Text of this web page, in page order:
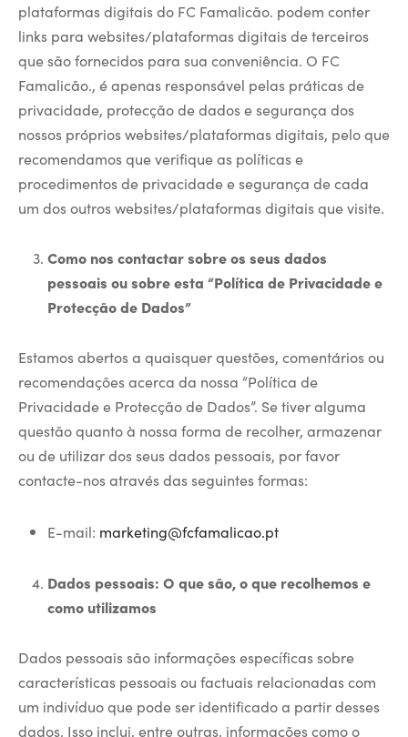
plataformas digitais do FC Famalicão. podem conter
links para websites/plataformas digitais de terceiros
que são fornecidos para sua conveniência. O FC
Famalicão., é apenas responsável pelas práticas de
privacidade, protecção de dados e segurança dos
nossos próprios websites/plataformas digitais, pelo que
recomendamos que verifique as políticas e
procedimentos de privacidade e segurança de cada
um dos outros websites/plataformas digitais que visite.
Como nos contactar sobre os seus dados
pessoais ou sobre esta “Política de Privacidade e
Protecção de Dados”
Estamos abertos a quaisquer questões, comentários ou
recomendações acerca da nossa “Política de
Privacidade e Protecção de Dados”. Se tiver alguma
questão quanto à nossa forma de recolher, armazenar
ou de utilizar dos seus dados pessoais, por favor
contacte-nos através das seguintes formas:
E-mail: marketing@fcfamalicao.pt
Dados pessoais: O que são, o que recolhemos e
como utilizamos
Dados pessoais são informações específicas sobre
características pessoais ou factuais relacionadas com
um indivíduo que pode ser identificado a partir desses
dados. Isso inclui, entre outras, informações como o